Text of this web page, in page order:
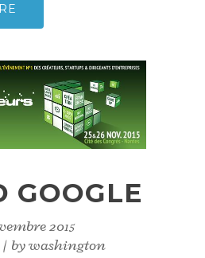
GOOGLE
2015
bywashington